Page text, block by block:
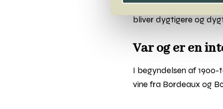
omtalt som Russling
bliver dygtigere og
Var og er en
I begyndelsen af
vine fra Bordeaux og